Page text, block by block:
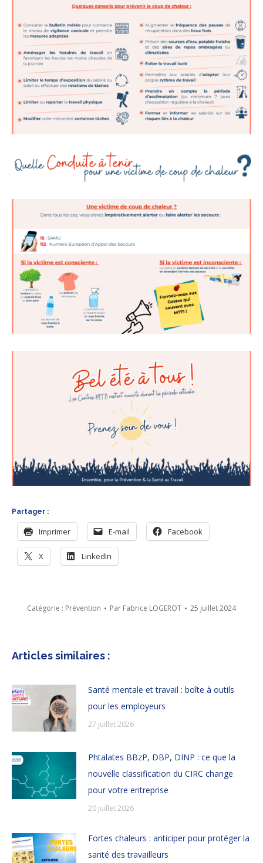
Partager :
Imprimer E-mail Facebook
X LinkedIn
Catégorie : Prévention Par Fabrice LOGEROT 25 juillet 2024
Articles similaires :
Santé mentale et travail : boîte à outils
pour les employeurs
27 juillet 2026
Phtalates BBzP, DBP, DINP : ce que la
nouvelle classification du CIRC change
pour votre entreprise
20 juillet 2026
Fortes chaleurs : anticiper pour protéger la
santé des travailleurs